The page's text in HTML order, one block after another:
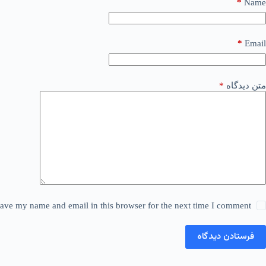
Name
*
Email
*
متن دیدگاه *
my name and email in this browser for the next time I comment.
فرستادن دیدگاه